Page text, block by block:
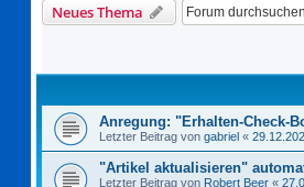
Neues Thema
Anregung: "Erhalten-Check-
Letzter Beitrag von gabriel «
"Artikel aktualisieren"
Letzter Beitrag von Robert Beer «